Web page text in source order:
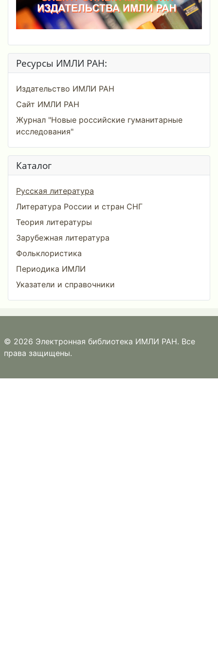
Ресурсы ИМЛИ РАН:
Издательство ИМЛИ РАН
Сайт ИМЛИ РАН
Журнал "Новые российские гуманитарные
исследования"
Каталог
Русская литература
Литература России и стран СНГ
Теория литературы
Зарубежная литература
Фольклористика
Периодика ИМЛИ
Указатели и справочники
© 2026 Электронная библиотека ИМЛИ РАН. Все
права защищены.